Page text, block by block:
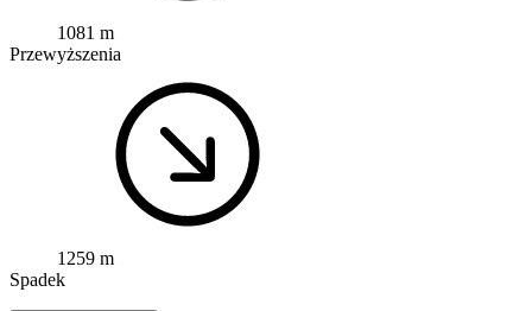
1081 m
Przewyższenia
1259 m
Spadek